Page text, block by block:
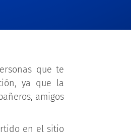
que te
ya que la
amigos
en el sitio